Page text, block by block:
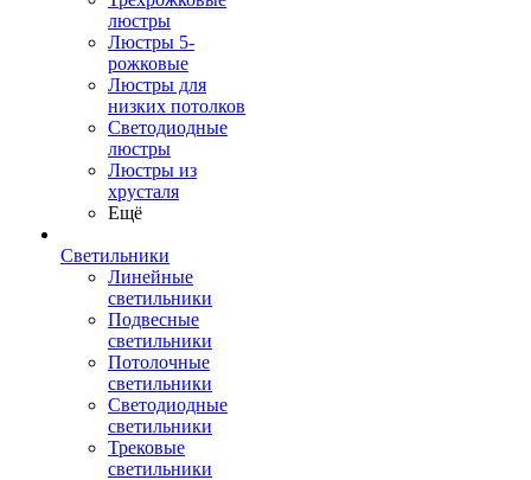
люстры
Люстры 5-
рожковые
Люстры для
низких потолков
Cветодиодные
люстры
Люстры из
хрусталя
Ещё
Светильники
Линейные
светильники
Подвесные
светильники
Потолочные
светильники
Светодиодные
светильники
Трековые
светильники